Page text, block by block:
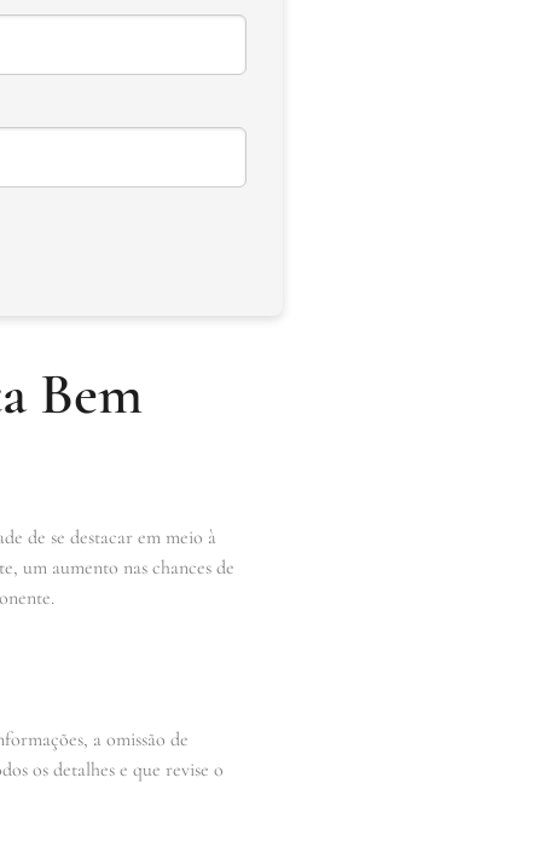
Bem
de se destacar em meio à
um aumento nas chances de
a omissão de
os detalhes e que revise o